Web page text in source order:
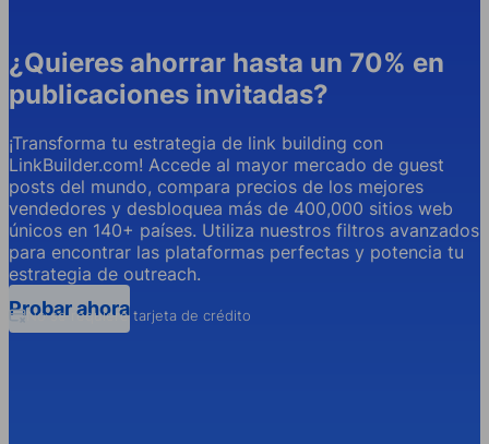
¿Quieres ahorrar hasta un 70% en
publicaciones invitadas?
¡Transforma tu estrategia de link building con
LinkBuilder.com! Accede al mayor mercado de guest
posts del mundo, compara precios de los mejores
vendedores y desbloquea más de 400,000 sitios web
únicos en 140+ países. Utiliza nuestros filtros avanzados
para encontrar las plataformas perfectas y potencia tu
estrategia de outreach.
Probar ahora
No se requiere tarjeta de crédito